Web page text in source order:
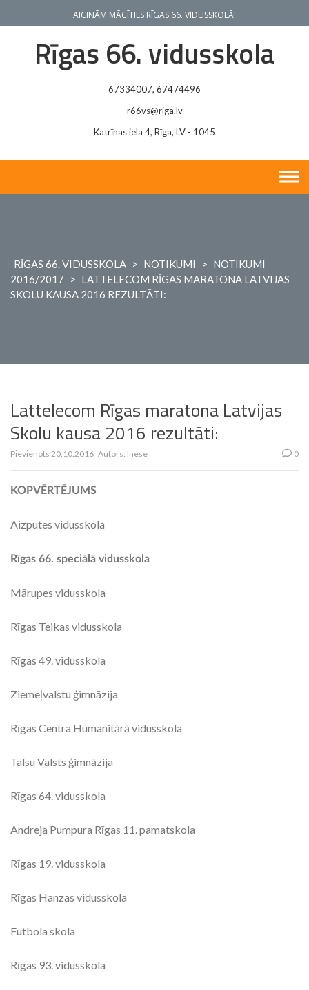
AICINĀM MĀCĪTIES RĪGAS 66. VIDUSSKOLĀ!
Rīgas 66. vidusskola
67334007, 67474496
r66vs@riga.lv
Katrīnas iela 4, Rīga, LV - 1045
RĪGAS 66. VIDUSSKOLA > NOTIKUMI > NOTIKUMI
2016/2017
> LATTELECOM RĪGAS MARATONA LATVIJAS
SKOLU KAUSA 2016 REZULTĀTI:
Lattelecom Rīgas maratona Latvijas
Skolu kausa 2016 rezultāti:
Pievienots 20.10.2016 Autors: Inese 0
KOPVĒRTĒJUMS
Aizputes vidusskola
Rīgas 66. speciālā vidusskola
Mārupes vidusskola
Rīgas Teikas vidusskola
Rīgas 49. vidusskola
Ziemeļvalstu ģimnāzija
Rīgas Centra Humanitārā vidusskola
Talsu Valsts ģimnāzija
Rīgas 64. vidusskola
Andreja Pumpura Rīgas 11. pamatskola
Rīgas 19. vidusskola
Rīgas Hanzas vidusskola
Futbola skola
Rīgas 93. vidusskola